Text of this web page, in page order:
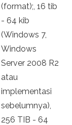
(format);, 16 tib
- 64 kib
(Windows 7,
Windows
Server 2008 R2
atau
implementasi
sebelumnya),
256 TIB - 64